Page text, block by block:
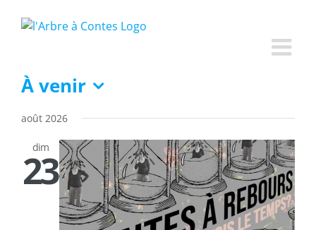
À venir
Sélectionnez
une
date.
août 2026
dim
23